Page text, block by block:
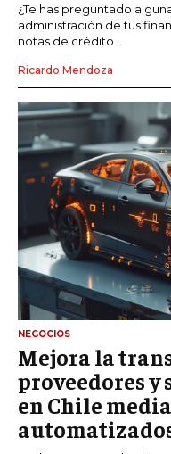
¿Te has preguntado
administración de tus
notas de crédito...
Ricardo Mendoza
NEGOCIOS
Mejora la
proveedores
en Chile